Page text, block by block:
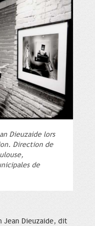
Dieuzaide lors
Direction de
de
Jean Dieuzaide, dit